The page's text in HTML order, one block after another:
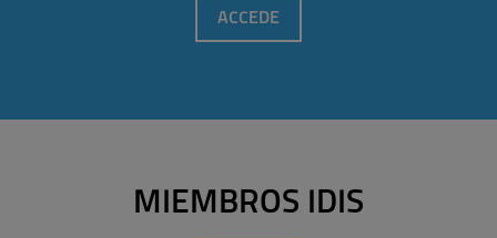
ACCEDE
MIEMBROS IDIS